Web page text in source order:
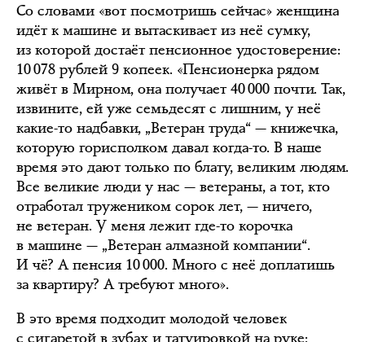
Со словами «вот посмотришь сейчас» женщина
идёт к машине и вытаскивает из неё сумку,
из которой достаёт пенсионное удостоверение:
10 078 рублей 9 копеек. «Пенсионерка рядом
живёт в Мирном, она получает 40 000 почти. Так,
извините, ей уже семьдесят с лишним, у неё
какие-то надбавки, „Ветеран труда“ — книжечка,
которую горисполком давал когда-то. В наше
время это дают только по блату, великим людям.
Все великие люди у нас — ветераны, а тот, кто
отработал тружеником сорок лет, — ничего,
не ветеран. У меня лежит где-то корочка
в машине — „Ветеран алмазной компании“.
И чё? А пенсия 10 000. Много с неё доплатишь
за квартиру? А требуют много».
В это время подходит молодой человек
с сигаретой в зубах и татуировкой на руке: